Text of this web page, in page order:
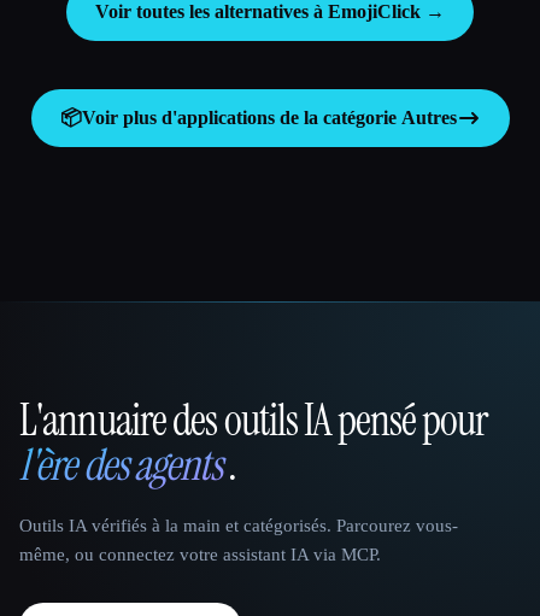
Voir toutes les alternatives à EmojiClick →
📦Voir plus d'applications de la catégorie Autres
That AI Collection
L'annuaire des outils IA pensé pour
l'ère des agents.
Outils IA vérifiés à la main et catégorisés. Parcourez vous-
même, ou connectez votre assistant IA via MCP.